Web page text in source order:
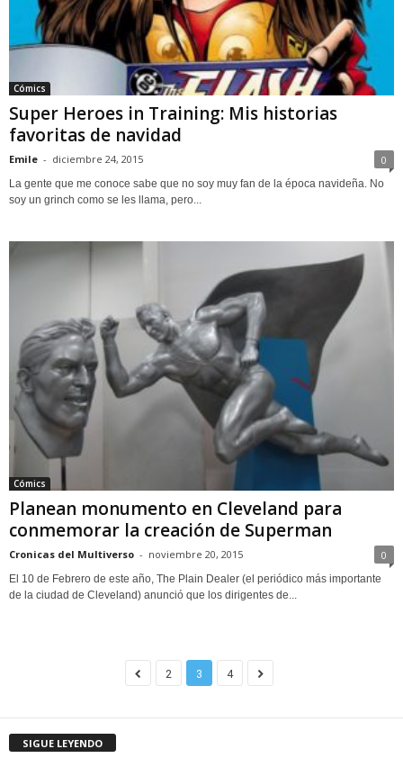
Cómics
Super Heroes in Training: Mis historias
favoritas de navidad
Emile - diciembre 24, 2015 0
La gente que me conoce sabe que no soy muy fan de la época navideña. No
soy un grinch como se les llama, pero...
Cómics
Planean monumento en Cleveland para
conmemorar la creación de Superman
Cronicas del Multiverso - noviembre 20, 2015 0
El 10 de Febrero de este año, The Plain Dealer (el periódico más importante
de la ciudad de Cleveland) anunció que los dirigentes de...
2 3 4
SIGUE LEYENDO